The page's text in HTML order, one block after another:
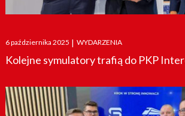
Posted
on
6 października 2025 | WYDARZENIA
Kolejne symulatory trafią do PKP